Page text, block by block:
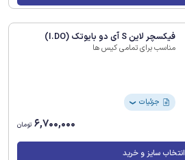
فیکسچر لاین S آی دو بایوتک (I.DO)
مناسب برای تمامی کیس ها
جزئیات ❯
6,700,000 تومان
انتخاب سایز و خرید